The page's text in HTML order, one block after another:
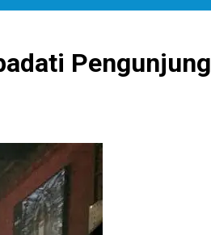
Pengunjung